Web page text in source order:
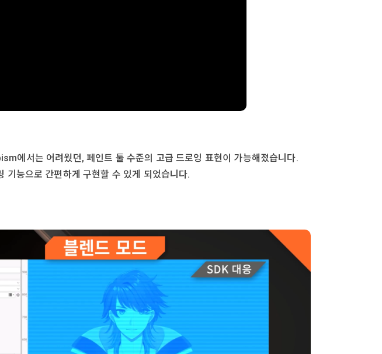
에서는 어려웠던, 페인트 툴 수준의 고급 드로잉 표현이 가능해졌습니다.
기능으로 간편하게 구현할 수 있게 되었습니다.